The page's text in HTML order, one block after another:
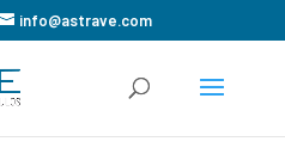
info@astrave.com